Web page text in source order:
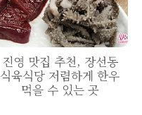
진영 맛집 추천, 장선동
식육식당 저렴하게 한우
먹을 수 있는 곳